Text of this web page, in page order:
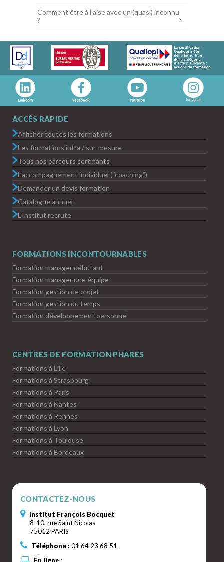
Comment être à l’aise avec un (quasi) inconnu
?
ACCÈS RAPIDE
Afficher toutes les formations
Les formations intra / sur-mesure
Tous nos parcours certifiants
L’accompagnement individuel (“coaching”)
Demander un devis formation
Catalogue annuel
L’Institut recrute
FORMATIONS INCONTOURNABLES
Formation manager débutant
Formation manager une équipe
Formation gestion de projet
Formation gestion du temps
Formation développement personnel
CENTRES DE FORMATION PHARES
Formations à Lille
Formations à Strasbourg
Formations à Paris
Formations à Nantes
Formations à Rennes
Formations à Lyon
Formations à Toulouse
Formations à Bordeaux
CONTACTEZ-NOUS
Institut François Bocquet
8-10, rue Saint Nicolas
75012 PARIS
Téléphone : 01 64 23 68 51
En ligne :